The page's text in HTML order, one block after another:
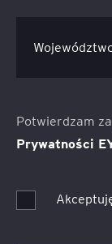
Potwierdzam
Prywatności